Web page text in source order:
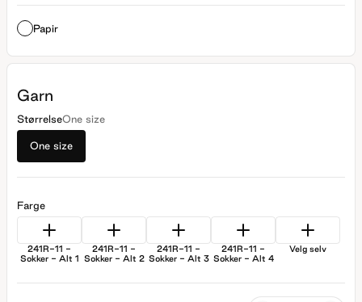
Papir
Garn
StørrelseOne size
One size
Farge
241R-11 -
Sokker - Alt 1
241R-11 -
Sokker - Alt 2
241R-11 -
Sokker - Alt 3
241R-11 -
Sokker - Alt 4
Velg selv